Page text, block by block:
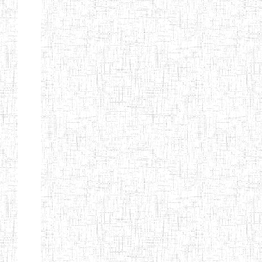
Etablissements
d'enseignement
secondaire
technique
et
professionnel
ESTP
Etablissements